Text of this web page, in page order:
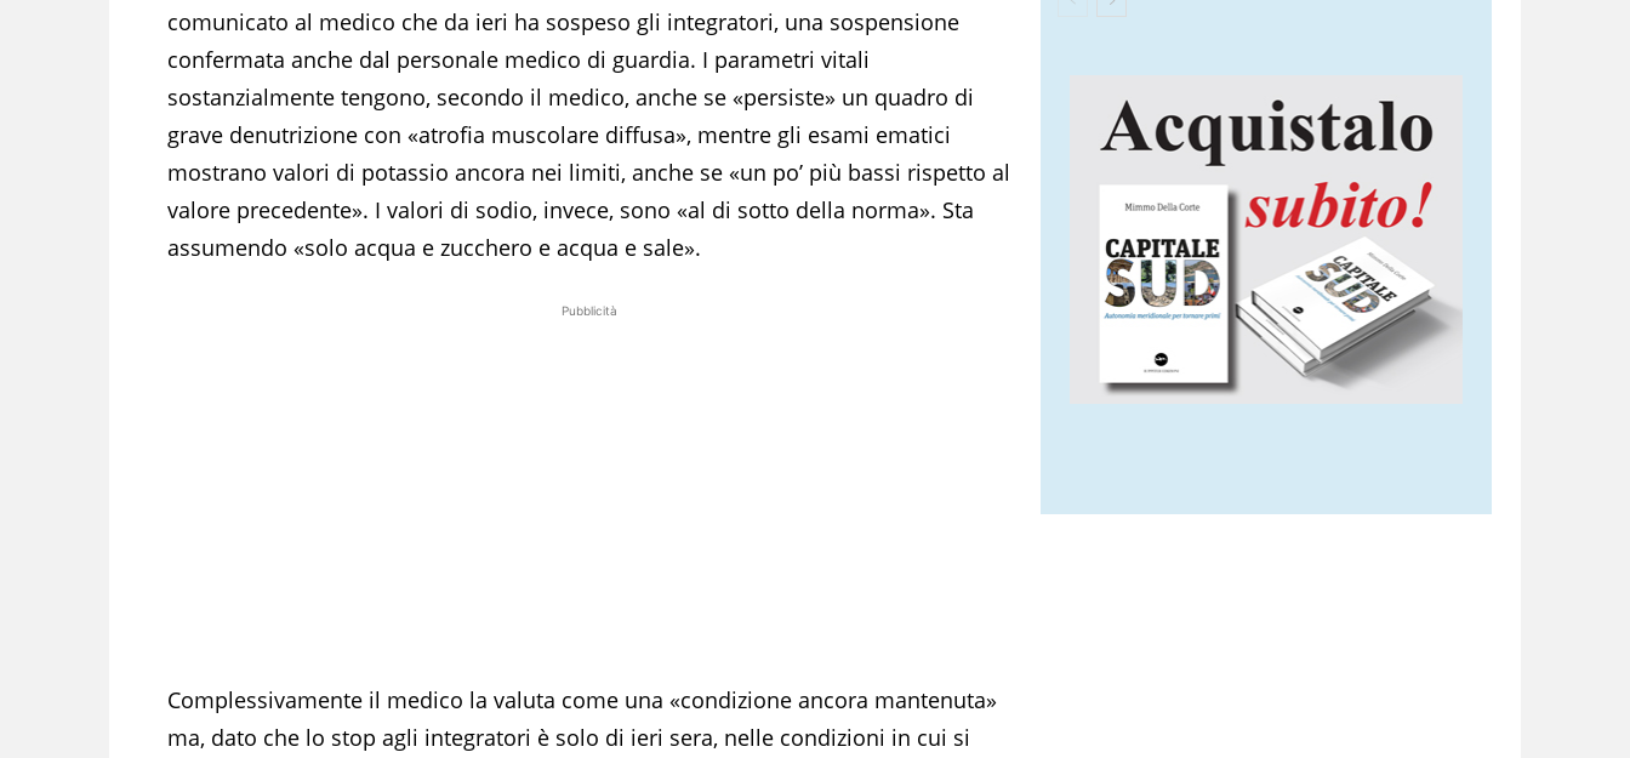
comunicato al medico che da ieri ha sospeso gli integratori, una sospensione
confermata anche dal personale medico di guardia. I parametri vitali
sostanzialmente tengono, secondo il medico, anche se «persiste» un quadro di
grave denutrizione con «atrofia muscolare diffusa», mentre gli esami ematici
mostrano valori di potassio ancora nei limiti, anche se «un po’ più bassi rispetto al
valore precedente». I valori di sodio, invece, sono «al di sotto della norma». Sta
assumendo «solo acqua e zucchero e acqua e sale».
Pubblicità
Complessivamente il medico la valuta come una «condizione ancora mantenuta»
ma, dato che lo stop agli integratori è solo di ieri sera, nelle condizioni in cui si